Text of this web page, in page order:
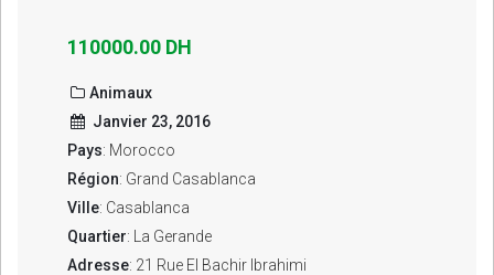
110000.00 DH
Animaux
Janvier 23, 2016
Pays: Morocco
Région: Grand Casablanca
Ville: Casablanca
Quartier: La Gerande
Adresse: 21 Rue El Bachir Ibrahimi